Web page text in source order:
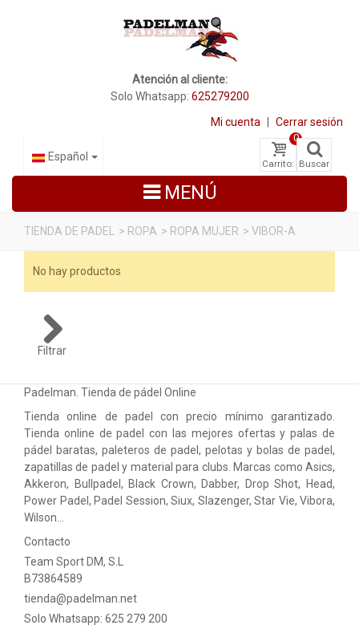
Atención al cliente:
Solo Whatsapp: 625279200
Mi cuenta Cerrar sesión
Carrito:
0
Buscar
Español
MENÚ
ZAPATILLAS DE PADEL
PALETEROS
PELOTAS PADEL
ROPA
OUTLET PADEL
BLOG
TIENDA DE PADEL > ROPA > ROPA MUJER > VIBOR-A
No hay productos
Filtrar
Padelman. Tienda de pádel Online
Tienda online de padel con precio mínimo garantizado.
Tienda online de padel con las mejores ofertas y palas de
pádel baratas, paleteros de padel, pelotas y bolas de padel,
zapatillas de padel y material para clubs. Marcas como Asics,
Akkeron, Bullpadel, Black Crown, Dabber, Drop Shot, Head,
Power Padel, Padel Session, Siux, Slazenger, Star Vie, Vibora,
Wilson…
Contacto
Team Sport DM, S.L
B73864589
tienda@padelman.net
Solo Whatsapp: 625 279 200